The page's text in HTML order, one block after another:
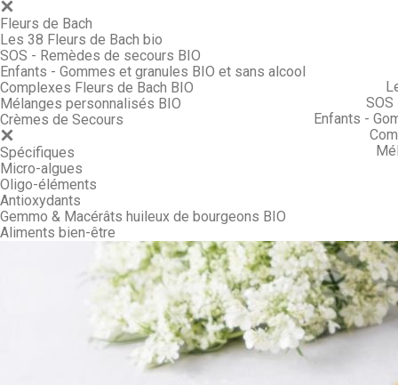
Fleurs de Bach
Les 38 Fleurs de Bach bio
SOS - Remèdes de secours BIO
Enfants - Gommes et granules BIO et sans alcool
Complexes Fleurs de Bach BIO
Mélanges personnalisés BIO
Crèmes de Secours
Spécifiques
Micro-algues
Oligo-éléments
Antioxydants
Gemmo & Macérâts huileux de bourgeons BIO
Aliments bien-être
Enfants -
Gemmo &